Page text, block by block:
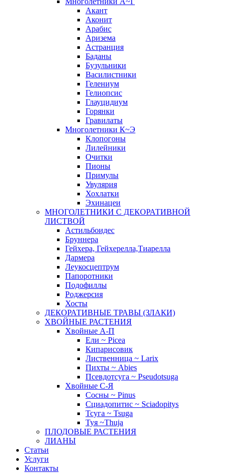
Акант
Аконит
Арабис
Аризема
Астранция
Баданы
Бузульники
Василистники
Гелениум
Гелиопсис
Глауцидиум
Горянки
Гравилаты
Многолетники К~Э
Клопогоны
Лилейники
Очитки
Пионы
Примулы
Увулярия
Хохлатки
Эхинацеи
МНОГОЛЕТНИКИ С ДЕКОРАТИВНОЙ
ЛИСТВОЙ
Астильбоидес
Бруннера
Гейхера, Гейхерелла,Тиарелла
Дармера
Леукосцептрум
Папоротники
Подофиллы
Роджерсия
Хосты
ДЕКОРАТИВНЫЕ ТРАВЫ (ЗЛАКИ)
ХВОЙНЫЕ РАСТЕНИЯ
Хвойные А-П
Ели ~ Picea
Кипарисовик
Лиственница ~ Larix
Пихты ~ Abies
Псевдотсуга ~ Pseudotsuga
Хвойные С-Я
Сосны ~ Pinus
Сциадопитис ~ Sciadopitys
Тсуга ~ Tsuga
Туя ~Thuja
ПЛОДОВЫЕ РАСТЕНИЯ
ЛИАНЫ
Статьи
Услуги
Контакты